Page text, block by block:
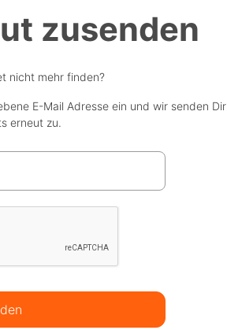
zusenden
nicht mehr finden?
E-Mail Adresse ein und wir senden
erneut zu.